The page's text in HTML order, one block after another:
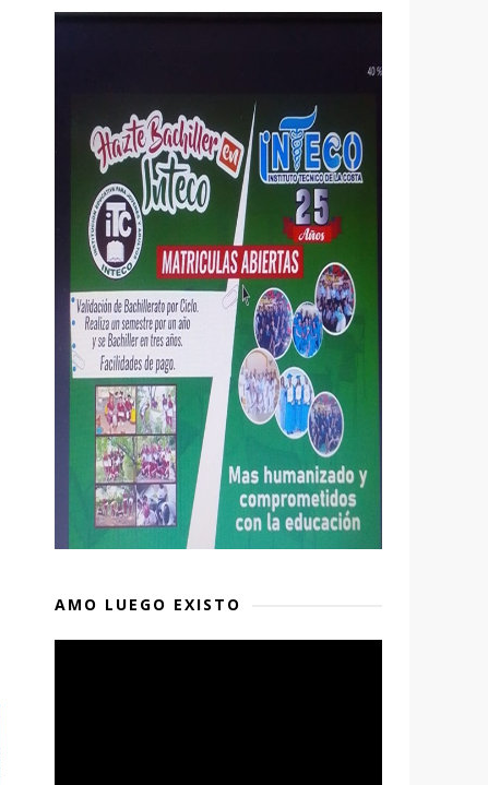
AMO LUEGO EXISTO